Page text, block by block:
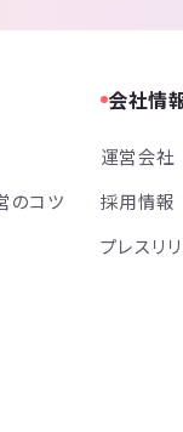
のコツ
会社情
運営会社
採用情報
プレスリ